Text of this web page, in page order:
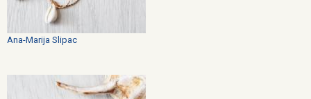
Ana-Marija Slipac